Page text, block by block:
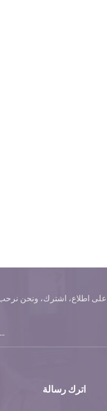
اترك رسالة